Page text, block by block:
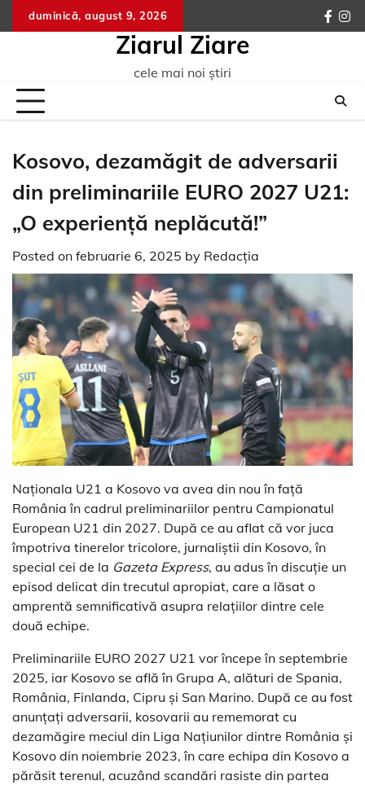
to
duminică, august 9, 2026
Ziarul Ziare
cele mai noi știri
Kosovo, dezamăgit de adversarii
din preliminariile EURO 2027 U21:
„O experiență neplăcută!”
Posted on februarie 6, 2025 by Redacția
Naționala U21 a Kosovo va avea din nou în față
România în cadrul preliminariilor pentru Campionatul
European U21 din 2027. După ce au aflat că vor juca
împotriva tinerelor tricolore, jurnaliștii din Kosovo, în
special cei de la Gazeta Express, au adus în discuție un
episod delicat din trecutul apropiat, care a lăsat o
amprentă semnificativă asupra relațiilor dintre cele
două echipe.
Preliminariile EURO 2027 U21 vor începe în septembrie
2025, iar Kosovo se află în Grupa A, alături de Spania,
România, Finlanda, Cipru și San Marino. După ce au fost
anunțați adversarii, kosovarii au rememorat cu
dezamăgire meciul din Liga Națiunilor dintre România și
Kosovo din noiembrie 2023, în care echipa din Kosovo a
părăsit terenul, acuzând scandări rasiste din partea